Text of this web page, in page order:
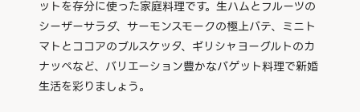
ットを存分に使った家庭料理です。生ハムとフルーツの
シーザーサラダ、サーモンスモークの極上パテ、ミニト
マトとココアのブルスケッタ、ギリシャヨーグルトのカ
ナッペなど、バリエーション豊かなバゲット料理で新婚
生活を彩りましょう。